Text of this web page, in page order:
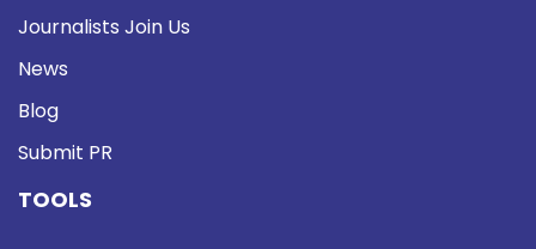
Journalists Join Us
News
Blog
Submit PR
TOOLS